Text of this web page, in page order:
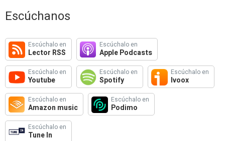
Escúchanos
Escúchalo en
Lector RSS
Escúchalo en
Apple Podcasts
Escúchalo en
Youtube
Escúchalo en
Spotify
Escúchalo en
Ivoox
Escúchalo en
Amazon music
Escúchalo en
Podimo
Escúchalo en
Tune In